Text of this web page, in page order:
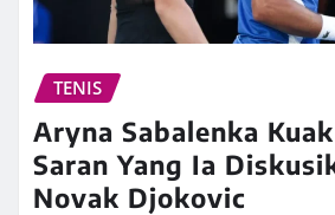
TENIS
Aryna Sabalenka
Saran Yang Ia
Novak Djokovic